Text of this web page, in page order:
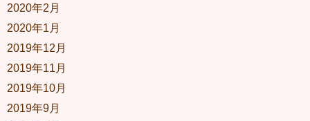
2020年2月
2020年1月
2019年12月
2019年11月
2019年10月
2019年9月